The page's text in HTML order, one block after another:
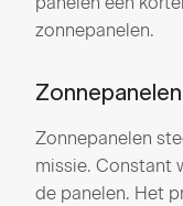
zonnepanelen.
Zonnepanelen
missie. Constant
de panelen. Het